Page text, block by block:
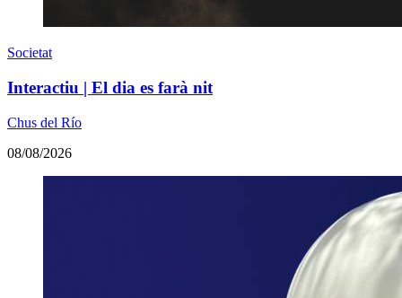
Societat
Interactiu | El dia es farà nit
Chus del Río
08/08/2026